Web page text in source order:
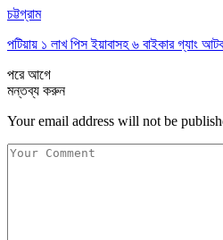
চট্টগ্রাম
পটিয়ায় ১ লাখ পিস ইয়াবাসহ ৬ বাইকার গ্যাং
পরেআগে
মন্তব্য করুন
Your email address will not be